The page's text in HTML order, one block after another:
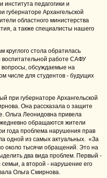
педагогики и
губернаторе Архангельской
областного министерства
а также специалисты нашего
круглого стола обратилась
работе САФУ
вопросы, обсуждаемые на
числе для студентов - будущих
при губернаторе Архангельской
Она рассказала о защите
Ольга Леонидовна привела
обращаются жители
года проблема нарушения прав
одной из самых актуальных. «За
около тысячи обращений. Это на
два вида проблем. Первый -
а второй - нарушение его
Ольга Смирнова.